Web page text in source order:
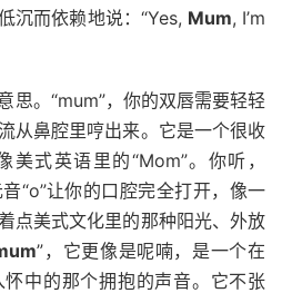
沉而依赖地说：“Yes, Mum, I’m
思。“mum”，你的双唇需要轻轻
从鼻腔里哼出来。它是一个很收
式英语里的“Mom”。你听，
“o”让你的口腔完全打开，像一
点美式文化里的那种阳光、外放
”，它更像是呢喃，是一个在
中的那个拥抱的声音。它不张